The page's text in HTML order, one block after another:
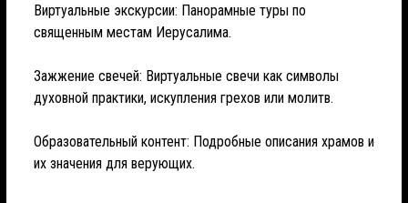
Виртуальные экскурсии: Панорамные туры по
священным местам Иерусалима.
Зажжение свечей: Виртуальные свечи как символы
духовной практики, искупления грехов или молитв.
Образовательный контент: Подробные описания храмов и
их значения для верующих.